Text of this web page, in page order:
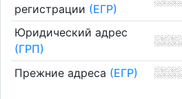
регистрации (ЕГР)
Юридический адрес
(ГРП)
Прежние адреса (ЕГР)